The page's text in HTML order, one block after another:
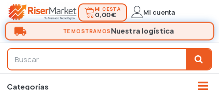
MI CESTA
0,00 € Mi cuenta